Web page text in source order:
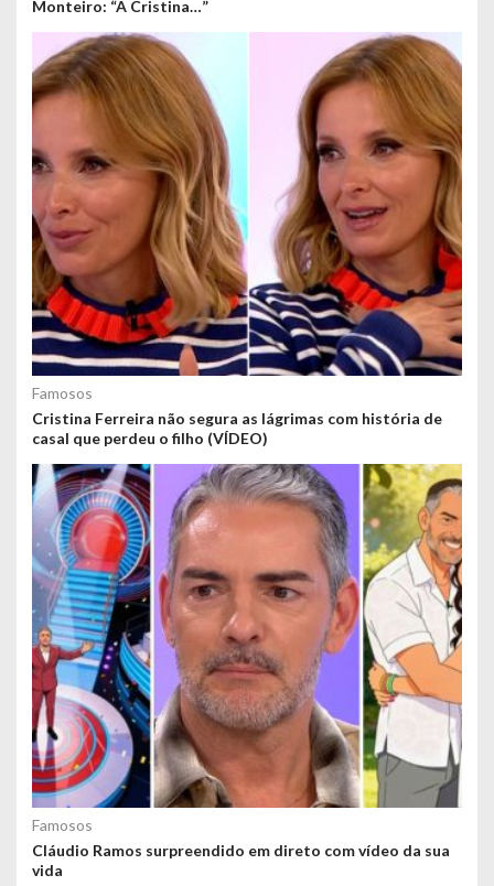
Monteiro: “A Cristina…”
Famosos
Cristina Ferreira não segura as lágrimas com história de
casal que perdeu o filho (VÍDEO)
Famosos
Cláudio Ramos surpreendido em direto com vídeo da sua
vida